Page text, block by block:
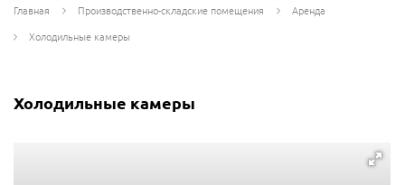
Главная Производственно-складские помещения Аренда
Холодильные камеры
Холодильные камеры